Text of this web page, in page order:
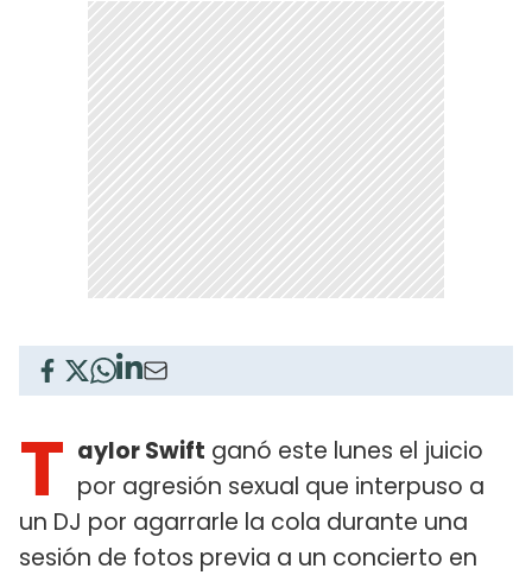
T aylor Swift ganó este lunes el juicio
por agresión sexual que interpuso a
un DJ por agarrarle la cola durante una
sesión de fotos previa a un concierto en